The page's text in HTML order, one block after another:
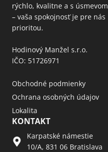
rýchlo, kvalitne a s úsmevom
– vaša spokojnosť je pre nás
prioritou.
Hodinový Manžel s.r.o.
IČO: 51726971
Obchodné podmienky
Ochrana osobných údajov
Lokalita
KONTAKT
Karpatské námestie
10/A, 831 06 Bratislava